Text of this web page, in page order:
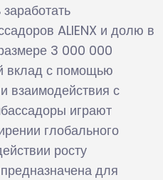
ALIENX и долю в
3 000 000
вклад с помощью
взаимодействия с
играют
глобального
росту
для